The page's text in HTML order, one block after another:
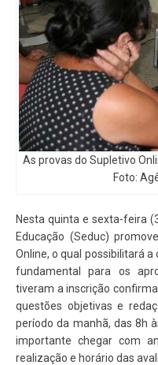
As provas do Supletivo
Foto:
Nesta quinta e sexta-feira
Educação (Seduc)
Online, o qual possibilitará
fundamental para os
tiveram a inscrição
questões objetivas e
período da manhã, das 8h
importante chegar com
realização e horário das